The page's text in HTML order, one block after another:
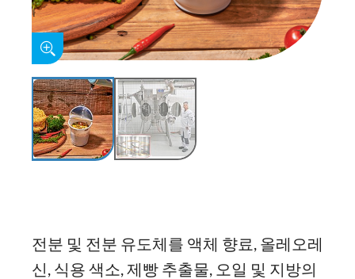
전분 및 전분 유도체를 액체 향료, 올레오레
신, 식용 색소, 제빵 추출물, 오일 및 지방의